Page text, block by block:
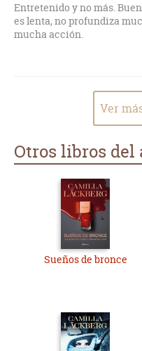
Entretenido y no más.
es lenta, no profundiza
mucha acción.
Ver
Otros libros del
Sueños de bronce